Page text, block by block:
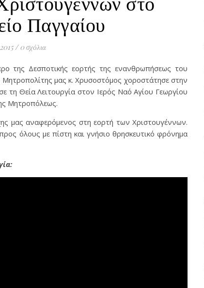
Παγγαίου
/ 0 σχόλια
της Δεσποτικής εορτής της ενανθρωπήσεως του
μας κ. Χρυσοστόμος χοροστάτησε στην
τη Θεία Λειτουργία στον Ιερός Ναό Αγίου Γεωργίου
Μητροπόλεως.
μας αναφερόμενος στη εορτή των Χριστουγέννων.
όλους με πίστη και γνήσιο θρησκευτικό φρόνημα